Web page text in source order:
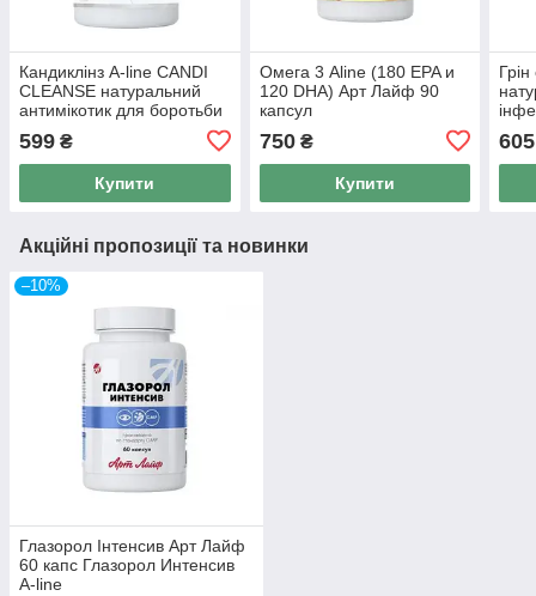
Кандиклінз A-line CANDI
CLEANSE натуральний
антимікотик для боротьби
Лайн
599 ₴
Купити
Омега 3 Aline (180 EPA и
120 DHA) Арт Лайф 90
капсул
750₴
Купити
605
Акційні пропозиції та новинки
–10%
Глазорол Інтенсив Арт Лайф
60 капс Глазорол Интенсив
A-line